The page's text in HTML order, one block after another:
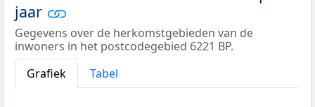
jaar
Gegevens over de herkomstgebieden van de
inwoners in het postcodegebied 6221 BP.
Grafiek
Tabel